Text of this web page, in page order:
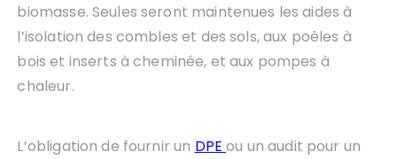
biomasse. Seules seront maintenues les aides à
l’isolation des combles et des sols, aux poêles à
bois et inserts à cheminée, et aux pompes à
chaleur.
L’obligation de fournir un DPEou un audit pour un